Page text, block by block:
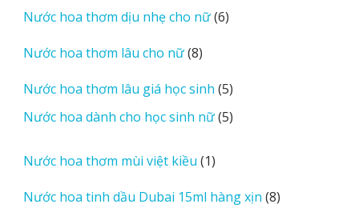
phẩm
Nước hoa thơm dịu nhẹ cho nữ 66
Nước hoa thơm lâu cho nữ 88
phẩm
Nước hoa thơm lâu giá học sinh 55
sản
phẩm
Nước hoa dành cho học sinh nữ 55
Nước hoa thơm mùi việt kiều 11
phẩm
Nước hoa tinh dầu Dubai 15ml hàng xịn 88